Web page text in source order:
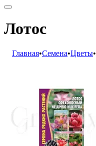
Лотос
Главная•Семена•Цветы•